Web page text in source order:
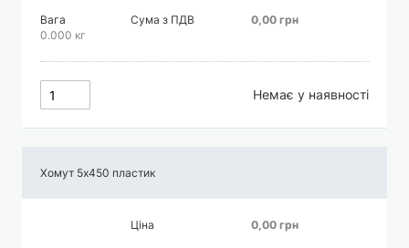
Вага
0.000 кг
Сума з ПДВ 0,00 грн
Немає у наявності
Хомут 5х450 пластик
Ціна 0,00 грн